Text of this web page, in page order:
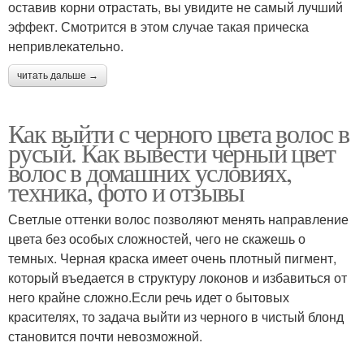
оставив корни отрастать, вы увидите не самый лучший
эффект. Смотрится в этом случае такая прическа
непривлекательно.
читать дальше →
Как выйти с черного цвета волос в
русый. Как вывести черный цвет
волос в домашних условиях,
техника, фото и отзывы
Светлые оттенки волос позволяют менять направление
цвета без особых сложностей, чего не скажешь о
темных. Черная краска имеет очень плотный пигмент,
который въедается в структуру локонов и избавиться от
него крайне сложно.Если речь идет о бытовых
красителях, то задача выйти из черного в чистый блонд
становится почти невозможной.